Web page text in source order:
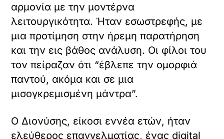
αρμονία με την μοντέρνα
λειτουργικότητα. Ήταν εσωστρεφής, με
μια προτίμηση στην ήρεμη παρατήρηση
και την εις βάθος ανάλυση. Οι φίλοι του
τον πείραζαν ότι “έβλεπε την ομορφιά
παντού, ακόμα και σε μια
μισογκρεμισμένη μάντρα”.
Ο Διονύσης, είκοσι εννέα ετών, ήταν
ελεύθερος επαγγελματίας, ένας digital